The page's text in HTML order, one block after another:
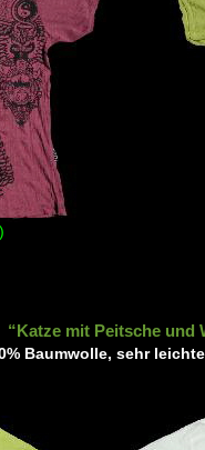
“Katze mit Peitsche und
Baumwolle, sehr